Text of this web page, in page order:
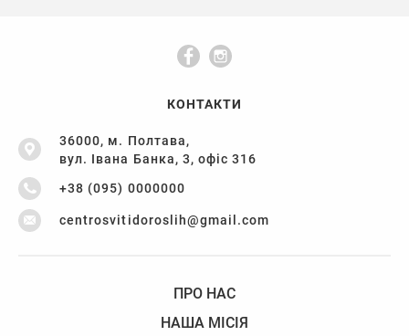
КОНТАКТИ
36000, м. Полтава,
вул. Івана Банка, 3, офіс 316
+38 (095) 0000000
centrosvitidoroslih@gmail.com
ПРО НАС
НАША МІСІЯ